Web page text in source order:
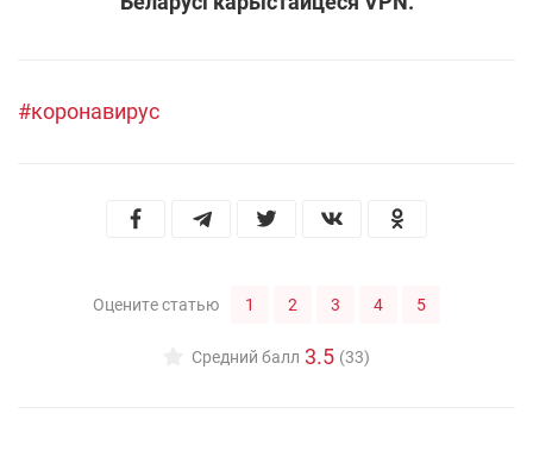
#коронавирус
Оцените статью 1 2 3 4 5
Средний балл 3.5 (33)